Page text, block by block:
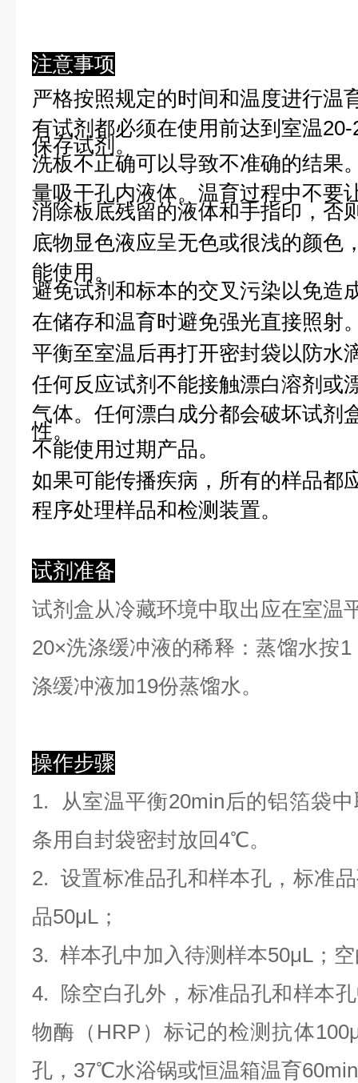
注意事项
严格按照规定的时间和温度进行温
有试剂都必须在使用前达到室温
保存试剂。
洗板不正确可以导致不准确的结果
量吸干孔内液体。温育过程中不要
消除板底残留的液体和手指印，否
底物显色液应呈无色或很浅的颜色
能使用。
避免试剂和标本的交叉污染以免造
在储存和温育时避免强光直接照射
平衡至室温后再打开密封袋以防水
任何反应试剂不能接触漂白溶剂或
气体。任何漂白成分都会破坏试剂
性。
不能使用过期产品。
如果可能传播疾病，所有的样品都
程序处理样品和检测装置。
试剂准备
试剂盒从冷藏环境中取出应在室温
20×洗涤缓冲液的稀释：蒸馏水按
涤缓冲液加19份蒸馏水。
操作步骤
1. 从室温平衡20min后的铝箔袋
条用自封袋密封放回4℃。
2. 设置标准品孔和样本孔，标准
品50μL；
3. 样本孔中加 入待测样本50μL；
4.
除空白孔外，标准品孔和样本
物酶（HRP）标记的检测抗体
孔，37℃水浴锅或恒温箱温育